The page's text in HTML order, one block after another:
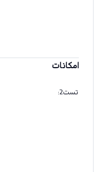
امکانات
تست2 :